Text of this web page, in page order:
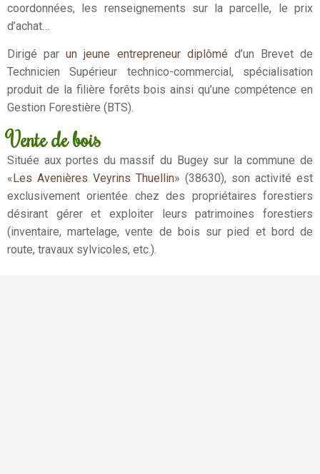
coordonnées, les renseignements sur la parcelle, le prix
d’achat…
Dirigé parun jeune entrepreneur diplômé d’un Brevet de
Technicien Supérieur technico-commercial, spécialisation
produit de la filière forêts bois ainsi qu’une compétence en
Gestion Forestière (BTS).
Vente de bois
Située aux portes du massif du Bugey sur la commune de
«Les Avenières Veyrins Thuellin» (38630), son activité est
exclusivement orientée chez des propriétaires forestiers
désirant gérer et exploiter leurs patrimoines forestiers
(inventaire, martelage, vente de bois sur pied et bord de
route, travaux sylvicoles, etc.).